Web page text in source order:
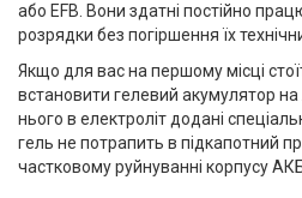
або EFB. Вони здатні постійно
розрядки без погіршення їх
Якщо для вас на першому місці
встановити гелевий акумулятор
нього в електроліт додані
гель не потрапить в підкапотний
частковому руйнуванні корпусу